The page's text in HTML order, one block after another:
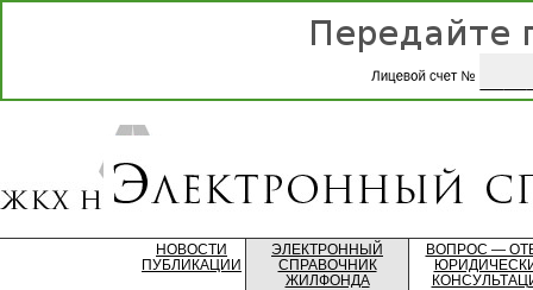
НОВОСТИ
ПУБЛИКАЦИИ
ЭЛЕКТРОННЫЙ
СПРАВОЧНИК
ЖИЛФОНДА
ВОПРОС —